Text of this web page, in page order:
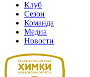
Клуб
Сезон
Команда
Медиа
Новости